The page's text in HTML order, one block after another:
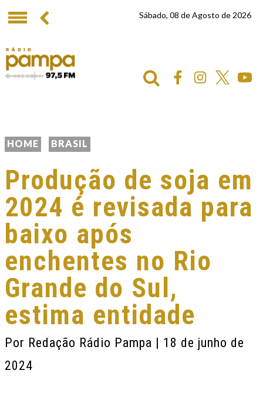
Sábado, 08 de Agosto de 2026
HOME BRASIL
Produção de soja em
2024 é revisada para
baixo após
enchentes no Rio
Grande do Sul,
estima entidade
Por Redação Rádio Pampa | 18 de junho de
2024